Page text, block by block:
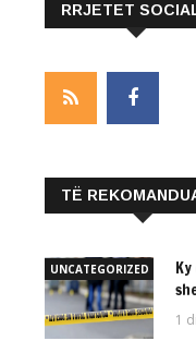
RRJETET
TË
UNCATEGORIZED
1